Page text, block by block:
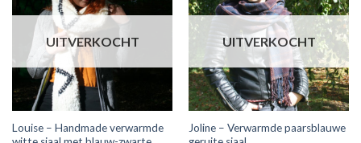
aan
wensenlijst
UITVERKOCHT
Louise – Handmade verwarmde
aan
wensenlijst
UITVERKOCHT
Joline – Verwarmde paarsblauwe